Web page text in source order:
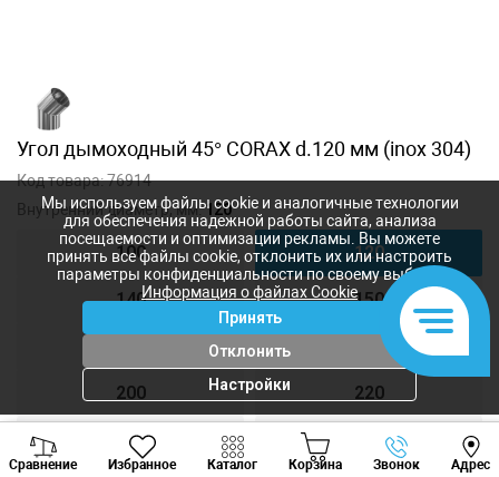
Угол дымоходный 45° CORAX d.120 мм (inox 304)
Код товара:76914
Внутренний диаметр, мм:120
100 120
140 150
180
200 220
250
Сравнение Избранное Каталог Корзина Звонок Адрес
Viber Whatsapp
Мы используем файлы cookie и аналогичные технологии
для обеспечения надежной работы сайта, анализа
посещаемости и оптимизации рекламы. Вы можете
принять все файлы cookie, отклонить их или настроить
параметры конфиденциальности по своему выбору.
Информация о файлах Cookie
Принять
Отклонить
Настройки